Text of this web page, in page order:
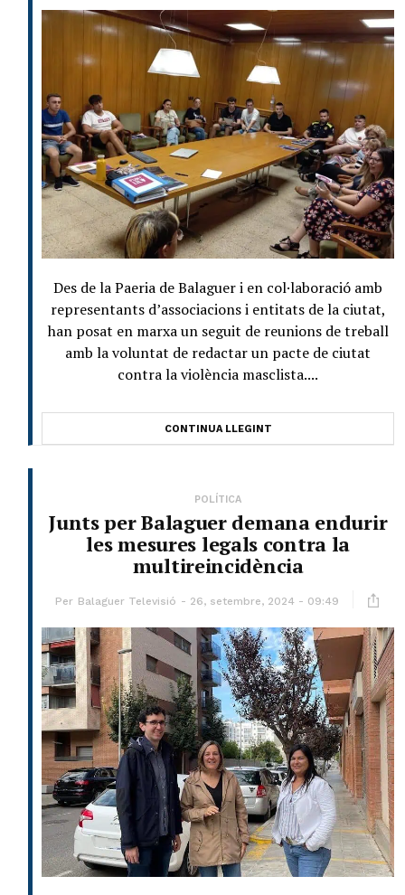
Des de la Paeria de Balaguer i en col·laboració amb
representants d’associacions i entitats de la ciutat,
han posat en marxa un seguit de reunions de treball
amb la voluntat de redactar un pacte de ciutat
contra la violència masclista....
CONTINUA LLEGINT
POLÍTICA
Junts per Balaguer demana endurir
les mesures legals contra la
multireincidència
Per Balaguer Televisió 26, setembre, 2024 - 09:49